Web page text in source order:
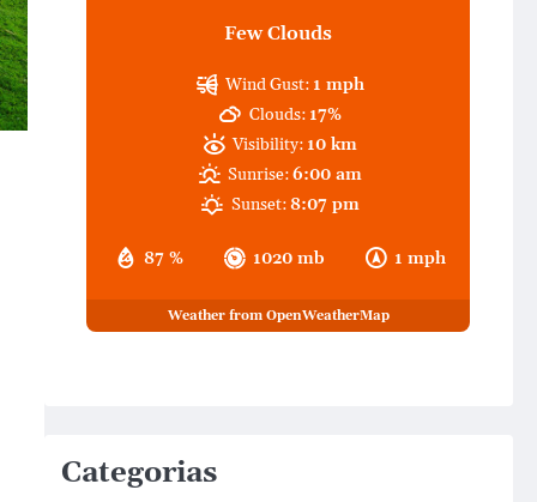
Few Clouds
87 % 1020 mb 1 mph
Wind Gust: 1 mph
Clouds: 17%
Visibility: 10 km
Sunrise:6:00 am
Sunset:8:07 pm
Weather from OpenWeatherMap
Categorias